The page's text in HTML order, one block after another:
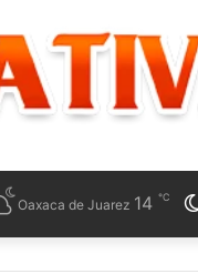
Oaxaca de Juarez 14 ℃